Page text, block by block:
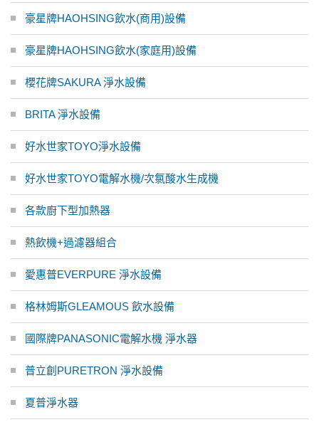
豪星牌HAOHSING飲水(商用)設備
豪星牌HAOHSING飲水(家庭用)設備
櫻花牌SAKURA 淨水設備
BRITA 淨水設備
好水世家TOYO淨水設備
好水世家TOYO電解水機/次氯酸水生成機
各款廚下型加熱器
熱飲機+過濾器組合
愛惠普EVERPURE 淨水設備
格林姆斯GLEAMOUS 飲水設備
國際牌PANASONIC電解水機 淨水器
普立創PURETRON 淨水設備
夏普淨水器